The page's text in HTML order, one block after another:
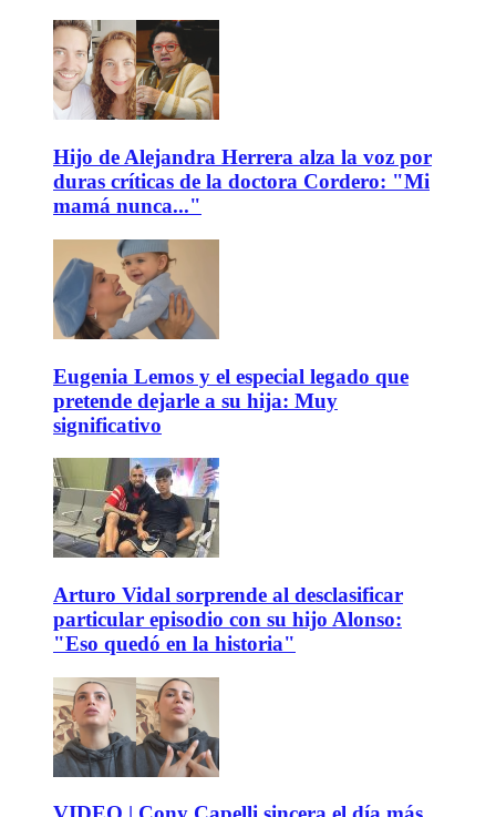
Hijo de Alejandra Herrera alza la voz por
duras críticas de la doctora Cordero: "Mi
mamá nunca..."
Eugenia Lemos y el especial legado que
pretende dejarle a su hija: Muy
significativo
Arturo Vidal sorprende al desclasificar
particular episodio con su hijo Alonso:
"Eso quedó en la historia"